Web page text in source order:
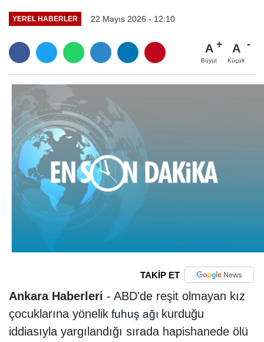
YEREL HABERLER 22 Mayıs 2026 - 12:10
A
Büyüt
A
Küçült
TAKİP ET
Ankara Haberleri - ABD'de reşit olmayan kız
çocuklarına yönelik fuhuş ağı kurduğu
iddiasıyla yargılandığı sırada hapishanede ölü